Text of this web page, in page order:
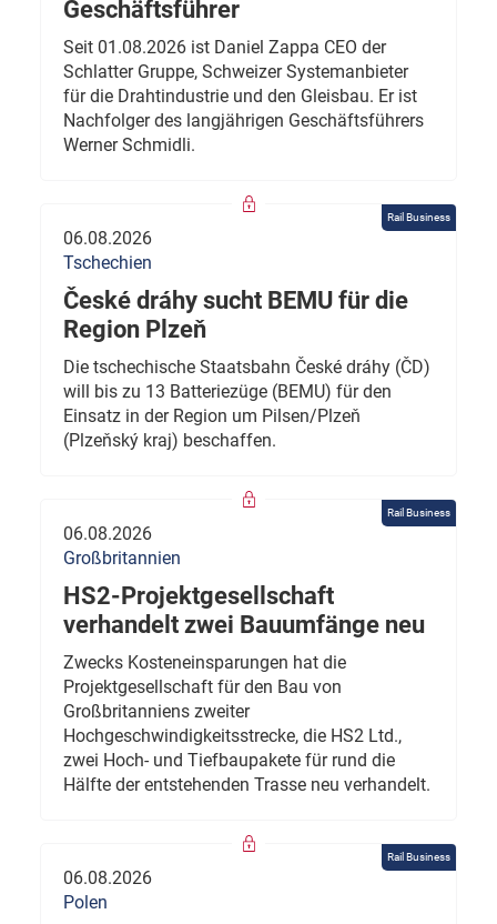
Geschäftsführer
Seit 01.08.2026 ist Daniel Zappa CEO der
Schlatter Gruppe, Schweizer Systemanbieter
für die Drahtindustrie und den Gleisbau. Er ist
Nachfolger des langjährigen Geschäftsführers
Werner Schmidli.
Rail Business
06.08.2026
Tschechien
České dráhy sucht BEMU für die
Region Plzeň
Die tschechische Staatsbahn České dráhy (ČD)
will bis zu 13 Batteriezüge (BEMU) für den
Einsatz in der Region um Pilsen/Plzeň
(Plzeňský kraj) beschaffen.
Rail Business
06.08.2026
Großbritannien
HS2-Projektgesellschaft
verhandelt zwei Bauumfänge neu
Zwecks Kosteneinsparungen hat die
Projektgesellschaft für den Bau von
Großbritanniens zweiter
Hochgeschwindigkeitsstrecke, die HS2 Ltd.,
zwei Hoch- und Tiefbaupakete für rund die
Hälfte der entstehenden Trasse neu verhandelt.
Rail Business
06.08.2026
Polen